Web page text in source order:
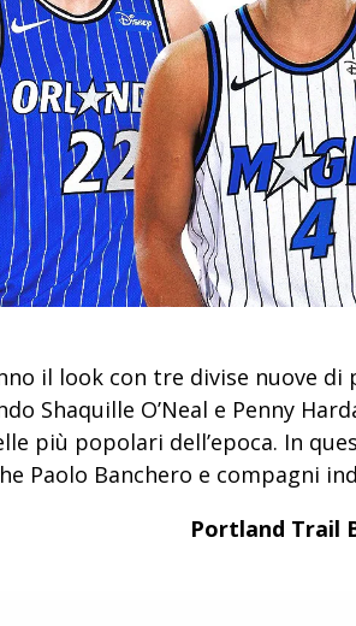
il look con tre divise nuove di
Shaquille O’Neal e Penny
più popolari dell’epoca. In
Paolo Banchero e compagni
Portland Trail